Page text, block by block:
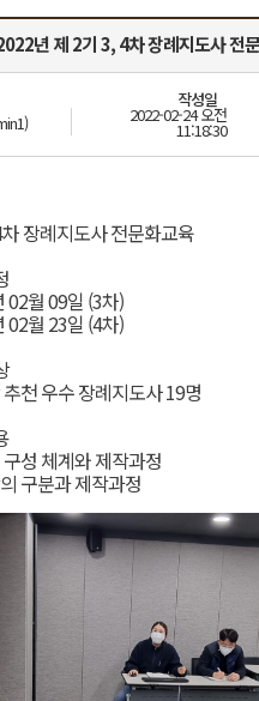
년 제 2기 3, 4차 장례지도사 전
작성일
2022-02-24 오전
11:18:30
장례지도사 전문화교육
02월 09일 (3차)
02월 23일 (4차)
천 우수 장례지도사 19명
성 체계와 제작과정
구분과 제작과정